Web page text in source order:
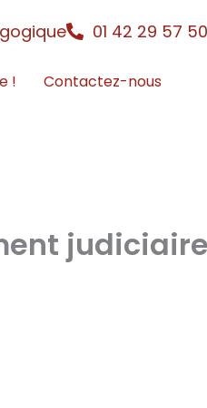
01 42 29 57 50
! Contactez-nous